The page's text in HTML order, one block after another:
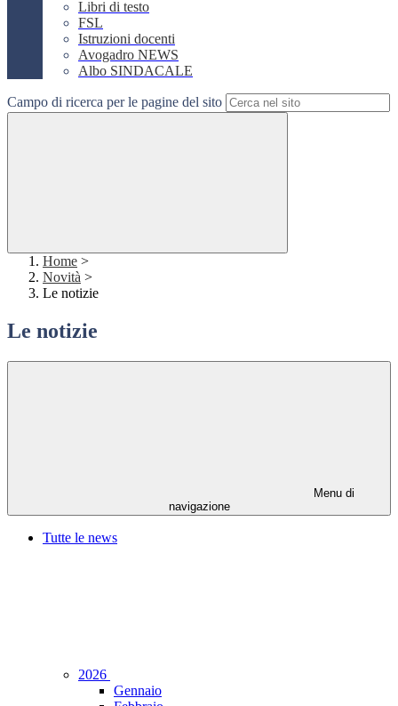
Libri di testo
FSL
Istruzioni docenti
Avogadro NEWS
Albo SINDACALE
Campo di ricerca per le pagine del sito
Home >
Novità >
Le notizie
Le notizie
Menu di
navigazione
Tutte le news
2026
Gennaio